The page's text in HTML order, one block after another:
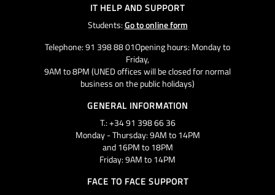
IT HELP AND SUPPORT
Students:Go to online form
Telephone: 91 398 88 01Opening hours: Monday to
Friday,
9AM to 8PM (UNED offices will be closed for normal
business on the public holidays)
GENERAL INFORMATION
T.: +34 91 398 66 36
Monday - Thursday: 9AM to 14PM
and 16PM to 18PM
Friday: 9AM to 14PM
FACE TO FACE SUPPORT